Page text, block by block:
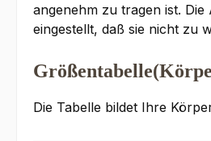
angenehm zu tragen ist.
eingestellt, daß sie nicht zu
Die Tabelle bildet Ihre